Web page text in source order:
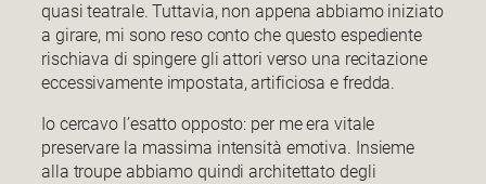
quasi teatrale. Tuttavia, non appena abbiamo iniziato
a girare, mi sono reso conto che questo espediente
rischiava di spingere gli attori verso una recitazione
eccessivamente impostata, artificiosa e fredda.
Io cercavo l’esatto opposto: per me era vitale
preservare la massima intensità emotiva. Insieme
alla troupe abbiamo quindi architettato degli